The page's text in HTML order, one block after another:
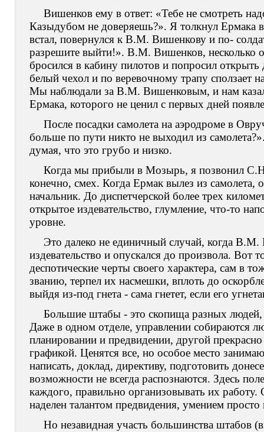
Вишенков ему в ответ: «Тебе не смотреть
Казыдубом не доверяешь?». Я толкнул Ермака
встал, повернулся к В.М. Вишенкову и по-
разрешите выйти!». В.М. Вишенков, несколько
бросился в кабину пилотов и попросил
белый чехол и по веревочному трапу сползает
Мы наблюдали за В.М. Вишенковым, и нам
Ермака, которого не ценил с первых дней
После посадки самолета на аэродроме в
больше по пути никто не выходил из
думая, что это грубо и низко.
Когда мы прибыли в Мозырь, я позвонил
конечно, смех. Когда Ермак вылез из самолета,
начальник. До диспетчерской более трех
открытое издевательство, глумление, что-то
уровне.
Это далеко не единичный случай, когда
издевательство и опускался до произвола.
деспотические черты своего характера, сам в
званию, терпел их насмешки, вплоть до
выйдя из-под гнета - сама гнетет, если его
Большие штабы - это скопища разных людей,
Даже в одном отделе, управлении собираются
планировании и предвидении, другой
графикой. Ценятся все, но особое место
написать, доклад, директиву, подготовить
возможности не всегда распознаются. Здесь
каждого, правильно организовывать их
наделен талантом предвидения, умением
Но незавидная участь большинства штабов